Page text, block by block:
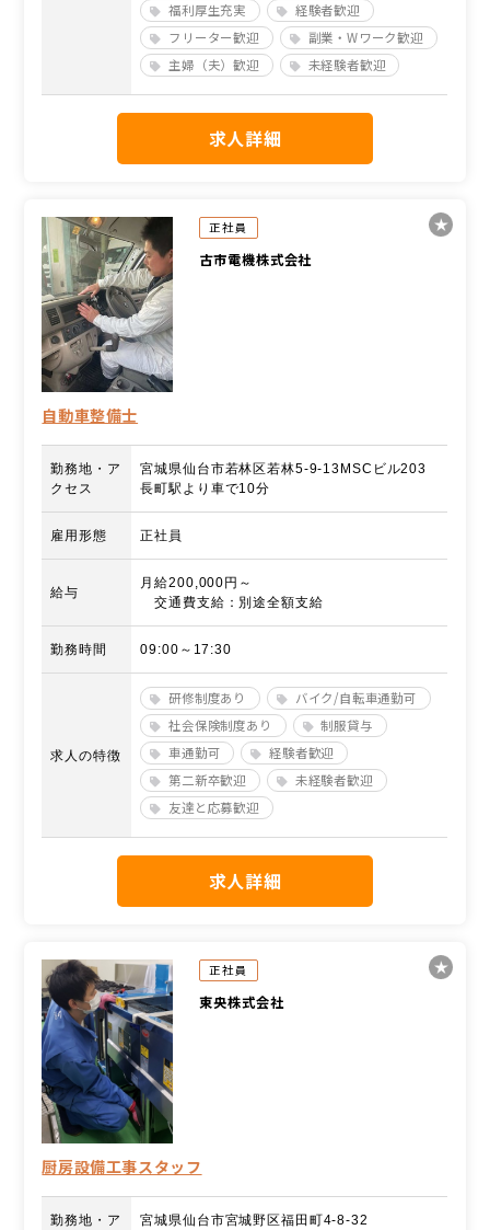
福利厚生充実
経験者歓迎
フリーター歓迎
副業・Wワーク歓迎
主婦（夫）歓迎
未経験者歓迎
求人詳細
正社員
古市電機株式会社
自動車整備士
勤務地・ア
クセス
宮城県仙台市若林区若林5-9-13MSCビル203
長町駅より車で10分
雇用形態 正社員
給与
月給200,000円～
交通費支給：別途全額支給
勤務時間 09:00～17:30
求人の特徴
研修制度あり
バイク/自転車通勤可
社会保険制度あり
制服貸与
車通勤可
経験者歓迎
第二新卒歓迎
未経験者歓迎
友達と応募歓迎
求人詳細
正社員
東央株式会社
厨房設備工事スタッフ
勤務地・ア
宮城県仙台市宮城野区福田町4-8-32